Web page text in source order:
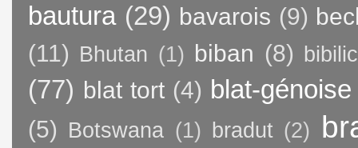
bautura (29) bavarois (9)
(11) Bhutan (1) biban (8)
(77) blat tort (4) blat-génoise
(5) Botswana (1) bradut (2)